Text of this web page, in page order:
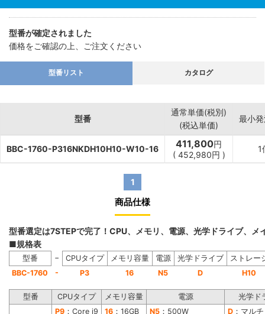
型番が確定されました
価格をご確認の上、ご注文ください
型番リスト カタログ
型番
通常単価(税別)
(税込単価)
最小
BBC-1760-P316NKDH10H10-W10-16 411,800円
( 452,980円 )
1
1
商品仕様
型番選定は7STEPで完了！CPU、メモリ、電源、光学ドライブ、
■規格表
型番 − CPUタイプ メモリ容量 電源 光学ドライブ
ストレー
BBC-1760
- P3 16 N5 D H10
型番 CPUタイプ メモリ容量 電源
光学ド
P9 ：Core i9 16 ：16GB N5 ：500W D ：マル